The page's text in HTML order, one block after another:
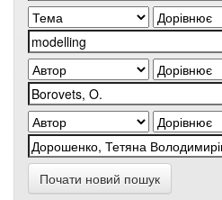
Почати новий пошук